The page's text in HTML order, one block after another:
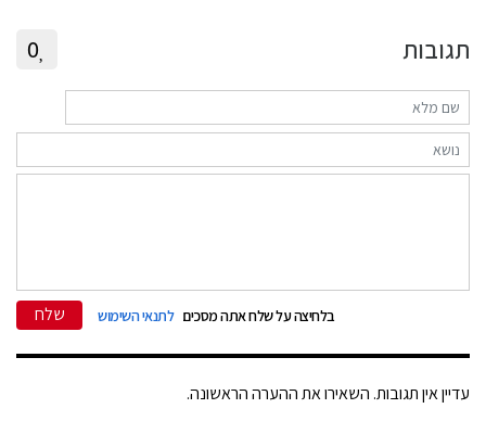
תגובות 0
בלחיצה על שלח אתה מסכים לתנאי השימוש שלח
עדיין אין תגובות. השאירו את ההערה הראשונה.